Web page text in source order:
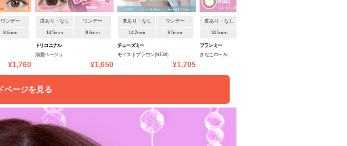
ワンデー
8.6mm
¥1,760
度あり・なし ワンデー
14.5mm 8.6mm
トリコニナル
溺愛ベージュ
¥1,650
度あり・なし ワンデー
14.2mm 8.5mm
チューズミー
モイストブラウン(NEW)
¥1,705
度あり・なし
14.5mm
フランミー
きなこロール
ページを見る